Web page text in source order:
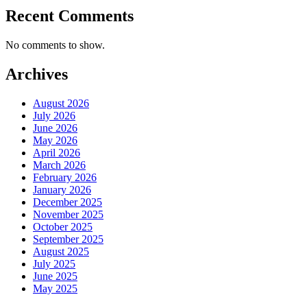
Recent Comments
No comments to show.
Archives
August 2026
July 2026
June 2026
May 2026
April 2026
March 2026
February 2026
January 2026
December 2025
November 2025
October 2025
September 2025
August 2025
July 2025
June 2025
May 2025